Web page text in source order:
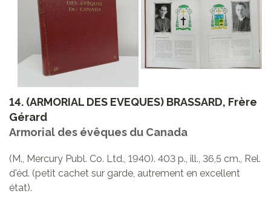
14. (ARMORIAL DES EVEQUES) BRASSARD, Frère
Gérard
Armorial des évêques du Canada
(M., Mercury Publ. Co. Ltd., 1940). 403 p., ill., 36,5 cm., Rel.
d'éd. (petit cachet sur garde, autrement en excellent
état).